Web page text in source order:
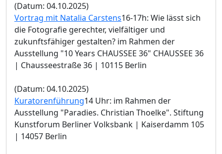
(Datum: 04.10.2025)
Vortrag mit Natalia Carstens16-17h: Wie lässt sich
die Fotografie gerechter, vielfältiger und
zukunftsfähiger gestalten? im Rahmen der
Ausstellung "10 Years CHAUSSEE 36" CHAUSSEE 36
| Chausseestraße 36 | 10115 Berlin
(Datum: 04.10.2025)
Kuratorenführung14 Uhr: im Rahmen der
Ausstellung "Paradies. Christian Thoelke". Stiftung
Kunstforum Berliner Volksbank | Kaiserdamm 105
| 14057 Berlin